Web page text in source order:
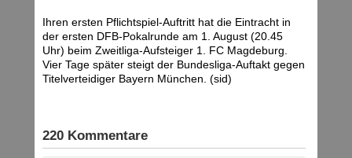
Ihren ersten Pflichtspiel-Auftritt hat die Eintracht in
der ersten DFB-Pokalrunde am 1. August (20.45
Uhr) beim Zweitliga-Aufsteiger 1. FC Magdeburg.
Vier Tage später steigt der Bundesliga-Auftakt gegen
Titelverteidiger Bayern München. (sid)
220 Kommentare